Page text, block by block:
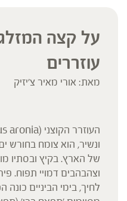
על קצה
עוזררים
מאת: אורי מאיר צ'יזיק
ונשיר, הוא צומח בחורש
של הארץ. בקיץ ובסתיו
וצהבהבים דמויי תפוח.
לחיך, בימי הביניים